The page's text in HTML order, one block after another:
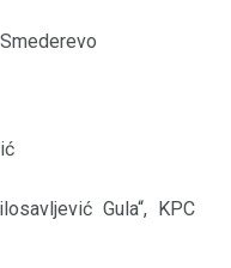
Gula“, KPC